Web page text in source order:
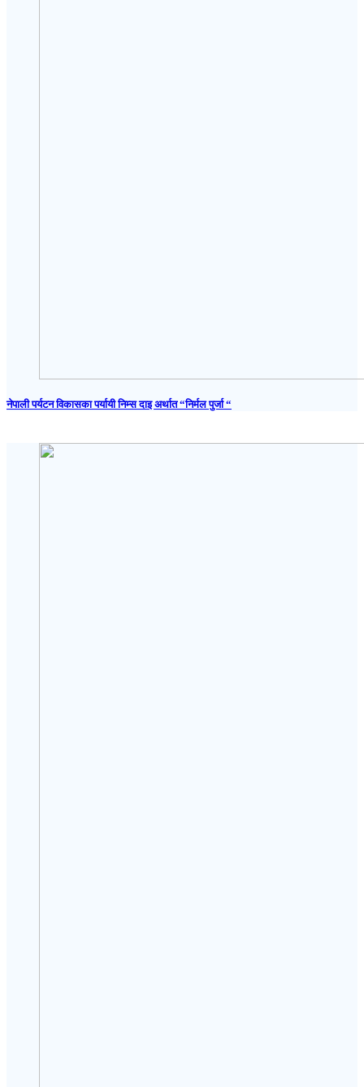
नेपाली पर्यटन विकासका पर्यायी निम्स दाइ अर्थात “निर्मल पुर्जा “